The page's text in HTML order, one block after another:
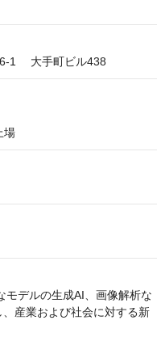
1 　大手町ビル438
場
モデルの生成AI、画像解析な
産業および社会に対する新